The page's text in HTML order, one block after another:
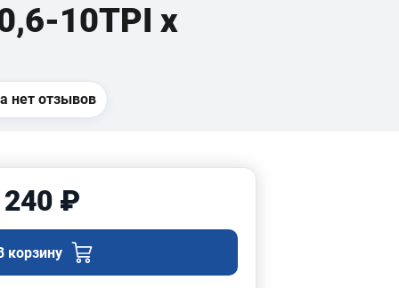
10TPI x
нет отзывов
₽
корзину